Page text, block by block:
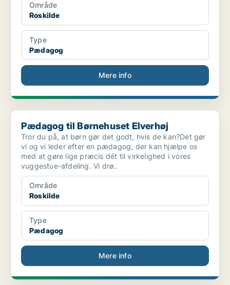
Område
Roskilde
Type
Pædagog
Mere info
Pædagog til Børnehuset Elverhøj
Pædagog til Børnehuset Elverhøj
Tror du på, at børn gør det godt, hvis de kan?Det gør
vi og vi leder efter en pædagog, der kan hjælpe os
med at gøre lige præcis dét til virkelighed i vores
vuggestue-afdeling. Vi drø..
Område
Roskilde
Type
Pædagog
Mere info